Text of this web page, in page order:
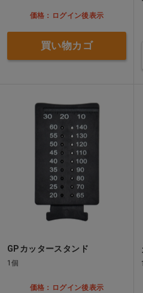
価格：ログイン後表示
買い物カゴ
GPカッタースタンド
1個
価格：ログイン後表示